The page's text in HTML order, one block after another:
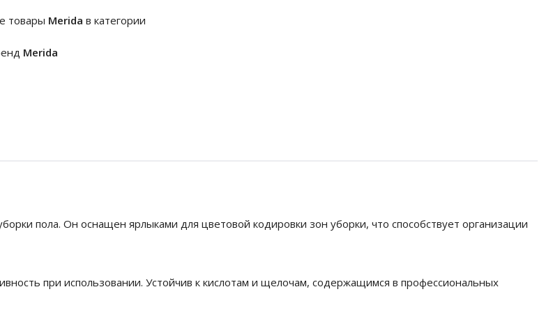
товары Merida в категории
Merida
пола. Он оснащен ярлыками для цветовой кодировки зон уборки, что способствует организации
при использовании. Устойчив к кислотам и щелочам, содержащимся в профессиональных